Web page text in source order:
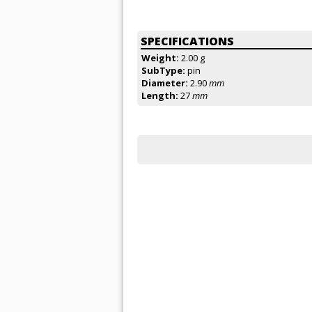
SPECIFICATIONS
Weight: 2.00 g
SubType: pin
Diameter: 2.90mm
Length: 27mm